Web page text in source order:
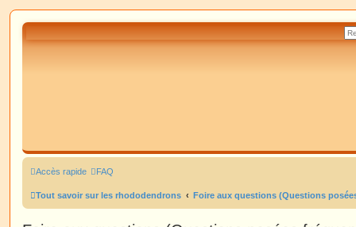
Accès rapide FAQ
Tout savoir sur les rhododendrons Foire aux questions (Questions